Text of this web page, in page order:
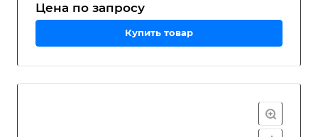
Цена по запросу
Купить товар